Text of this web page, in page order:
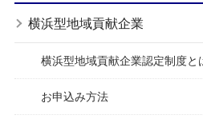
横浜型地域貢献企業
横浜型地域貢献企業認定制度と
お申込み方法